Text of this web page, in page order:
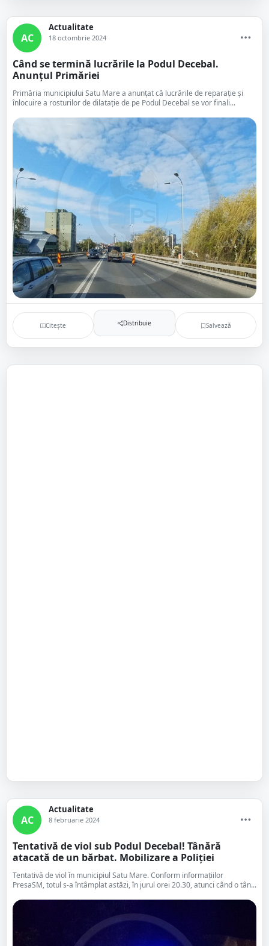
AC
Actualitate
18 octombrie 2024
Când se termină lucrările la Podul Decebal.
Anunțul Primăriei
Primăria municipiului Satu Mare a anunțat că lucrările de reparație și
înlocuire a rosturilor de dilatație de pe Podul Decebal se vor finali...
Citește Distribuie Salvează
AC
Actualitate
8 februarie 2024
Tentativă de viol sub Podul Decebal! Tânără
atacată de un bărbat. Mobilizare a Poliției
Tentativă de viol în municipiul Satu Mare. Conform informațiilor
PresaSM, totul s-a întâmplat astăzi, în jurul orei 20.30, atunci când o tân...